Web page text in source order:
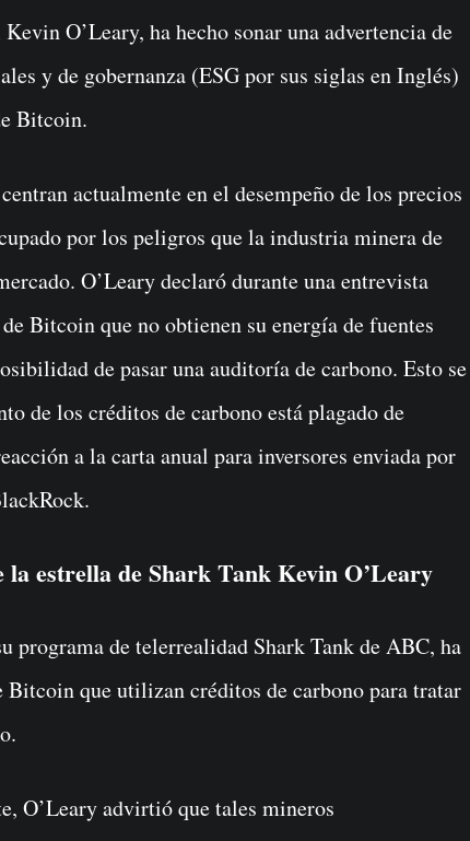
y de gobernanza (ESG por sus siglas en Inglés)
Bitcoin.
actualmente en el desempeño de los precios
por los peligros que la industria minera de
O’Leary declaró durante una entrevista
Bitcoin que no obtienen su energía de fuentes
de pasar una auditoría de carbono. Esto se
de los créditos de carbono está plagado de
a la carta anual para inversores enviada por
la estrella de Shark Tank Kevin O’Leary
programa de telerrealidad Shark Tank de ABC, ha
Bitcoin que utilizan créditos de carbono para tratar
O’Leary advirtió que tales mineros